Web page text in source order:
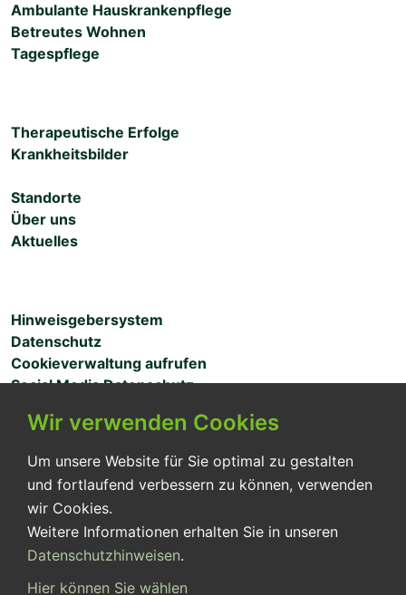
Ambulante Hauskrankenpflege
Betreutes Wohnen
Tagespflege
Therapeutische Erfolge
Krankheitsbilder
Standorte
Über uns
Aktuelles
Hinweisgebersystem
Datenschutz
Cookieverwaltung aufrufen
Social Media Datenschutz
Seit über 30 Jahren sichern wir für unsere Patient:innen
eine pflegerisch optimale Versorgung entsprechend
ihren Bedürfnissen.
Wir verwenden Cookies
Um unsere Website für Sie optimal zu gestalten
und fortlaufend verbessern zu können, verwenden
wir Cookies.
Weitere Informationen erhalten Sie in unseren
Datenschutzhinweisen.
Hier können Sie wählen